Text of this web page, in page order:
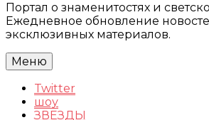
Портал о знаменитостях и
Ежедневное обновление
эксклюзивных материалов.
Меню
Twitter
шоу
ЗВЕЗДЫ